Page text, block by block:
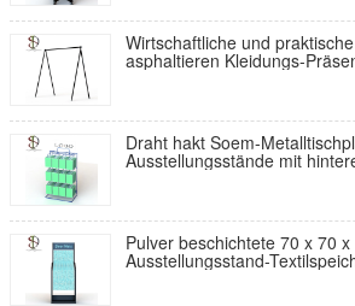
Wirtschaftliche und
asphaltieren Kleidungs-
Draht hakt Soem-
Ausstellungsstände mit
Pulver beschichtete 70 x 70
Ausstellungsstand-